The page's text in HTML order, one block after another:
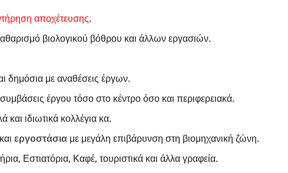
αποχέτευσης.
βιολογικού βόθρου και άλλων εργασιών.
δημόσια με αναθέσεις έργων.
έργου τόσο στο κέντρο όσο και περιφερειακά.
ιδιωτικά κολλέγια κα.
εργοστάσια με μεγάλη επιβάρυνση στη βιομηχανική ζώνη.
Εστιατόρια, Καφέ, τουριστικά και άλλα γραφεία.